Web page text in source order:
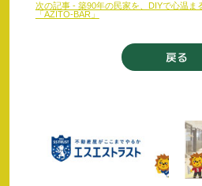
の
次の記事 - 築90年の民家を、DIYで心温ま
「AZITO-BAR」
戻る